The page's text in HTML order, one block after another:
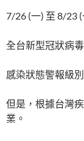
7/26 (一) 至 8/23 (
全台新型冠狀病
感染狀態警報級
但是，根據台灣
業。